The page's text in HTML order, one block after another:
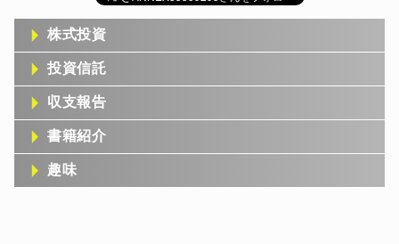
株式投資
投資信託
収支報告
書籍紹介
趣味